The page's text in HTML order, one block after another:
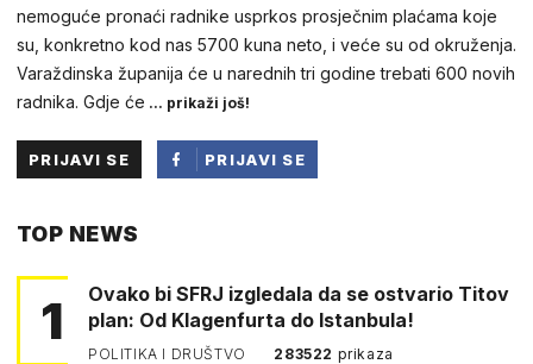
nemoguće pronaći radnike usprkos prosječnim plaćama koje
su, konkretno kod nas 5700 kuna neto, i veće su od okruženja.
Varaždinska županija će u narednih tri godine trebati 600 novih
radnika. Gdje će ... prikaži još!
PRIJAVI SE
PRIJAVI SE
TOP NEWS
1
Ovako bi SFRJ izgledala da se ostvario Titov
plan: Od Klagenfurta do Istanbula!
POLITIKA I DRUŠTVO 283522 prikaza